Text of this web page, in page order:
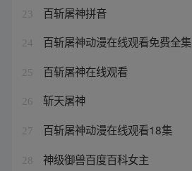
23 百斩屠神拼音
24 百斩屠神动漫在线观看免费全集
25 百斩屠神在线观看
26 斩天屠神
27 百斩屠神动漫在线观看18集
28 神级御兽百度百科女主